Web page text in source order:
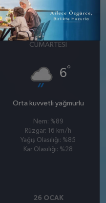
24 OCAK
CUMARTESI
6°
Orta kuvvetli yağmurlu
Nem: %89
Rüzgar: 16 km/h
Yağış Olasılığı: %85
Kar Olasılığı: %28
26 OCAK